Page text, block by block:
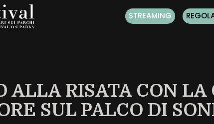
STREAMING
ALLA RISATA CON
SUL PALCO DI